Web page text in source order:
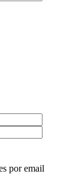
por email